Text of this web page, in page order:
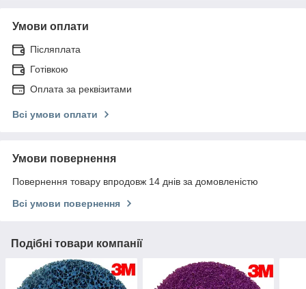
Умови оплати
Післяплата
Готівкою
Оплата за реквізитами
Всі умови оплати
Умови повернення
Повернення товару впродовж 14 днів за домовленістю
Всі умови повернення
Подібні товари компанії